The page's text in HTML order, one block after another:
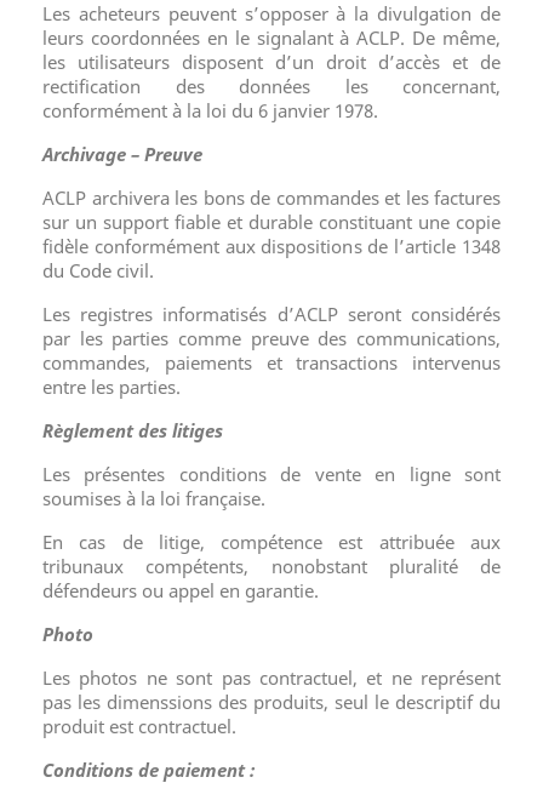
Les acheteurs peuvent s’opposer à la divulgation de
leurs coordonnées en le signalant à ACLP. De même,
les utilisateurs disposent d’un droit d’accès et de
rectification des données les concernant,
conformément à la loi du 6 janvier 1978.
Archivage – Preuve
ACLP archivera les bons de commandes et les factures
sur un support fiable et durable constituant une copie
fidèle conformément aux dispositions de l’article 1348
du Code civil.
Les registres informatisés d’ACLP seront considérés
par les parties comme preuve des communications,
commandes, paiements et transactions intervenus
entre les parties.
Règlement des litiges
Les présentes conditions de vente en ligne sont
soumises à la loi française.
En cas de litige, compétence est attribuée aux
tribunaux compétents, nonobstant pluralité de
défendeurs ou appel en garantie.
Photo
Les photos ne sont pas contractuel, et ne représent
pas les dimenssions des produits, seul le descriptif du
produit est contractuel.
Conditions de paiement :